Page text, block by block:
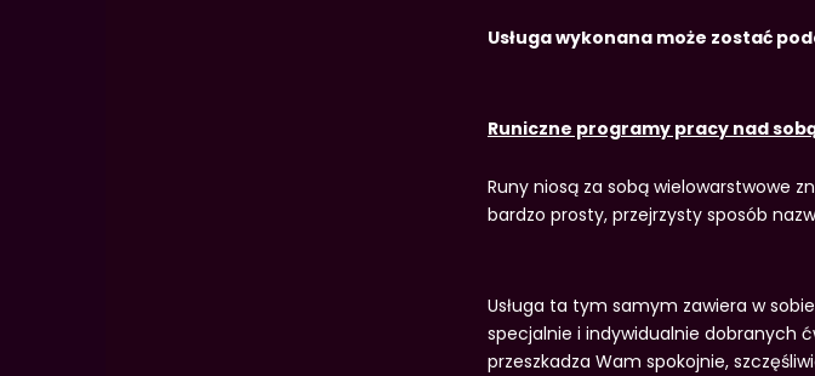
Usługa wykonana może zostać
Runiczne programy pracy nad
Runy niosą za sobą wielowarstwowe
bardzo prosty, przejrzysty sposób
Usługa ta tym samym zawiera w
specjalnie i indywidualnie dobranych
przeszkadza Wam spokojnie,